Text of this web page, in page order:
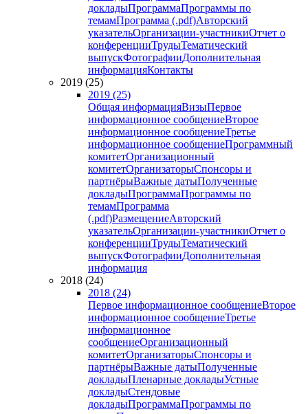
докладыПрограммаПрограммы по
темамПрограмма (.pdf)Авторский
указательОрганизации-участникиОтчет о
конференцииТрудыТематический
выпускФотографииДополнительная
информацияКонтакты
2019 (25)
2019 (25)
Общая информацияВизыПервое
информационное сообщениеВторое
информационное сообщениеТретье
информационное сообщениеПрограммный
комитетОрганизационный
комитетОрганизаторыСпонсоры и
партнёрыВажные датыПолученные
докладыПрограммаПрограммы по
темамПрограмма
(.pdf)РазмещениеАвторский
указательОрганизации-участникиОтчет о
конференцииТрудыТематический
выпускФотографииДополнительная
информация
2018 (24)
2018 (24)
Первое информационное сообщениеВторое
информационное сообщениеТретье
информационное
сообщениеОрганизационный
комитетОрганизаторыСпонсоры и
партнёрыВажные датыПолученные
докладыПленарные докладыУстные
докладыСтендовые
докладыПрограммаПрограммы по